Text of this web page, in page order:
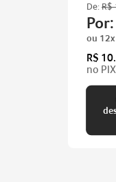
De:R$
Por:
ou 12
R$
no